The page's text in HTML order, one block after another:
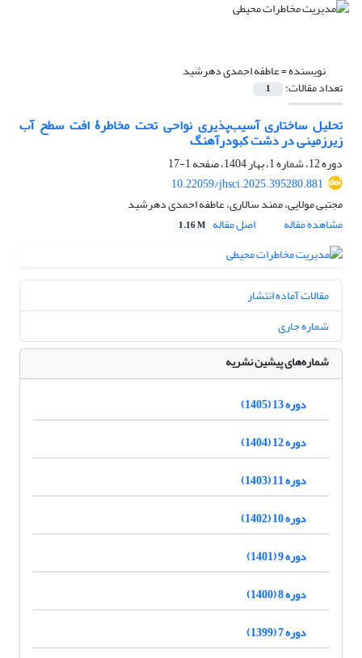
نویسنده =عاطفه احمدی دهرشید
تعداد مقالات: 1
تحلیل ساختاری آسیب‌پذیری نواحی تحت مخاطرۀ افت سطح آب
زیرزمینی در دشت کبودرآهنگ
دوره 12، شماره 1، بهار 1404، صفحه
1-17
10.22059/jhsci.2025.395280.881
مجتبی مولایی، ممند سالاری، عاطفه احمدی دهرشید
مشاهده مقاله
اصل مقاله 1.16 M
مقالات آماده انتشار
شماره جاری
شماره‌های پیشین نشریه
دوره 13 (1405)
دوره 12 (1404)
دوره 11 (1403)
دوره 10 (1402)
دوره 9 (1401)
دوره 8 (1400)
دوره 7 (1399)